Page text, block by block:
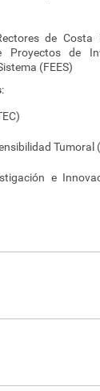
de Costa
Proyectos de
(FEES)
:
Tumoral
e
de dosis génica
potencial como blanco
NCI60.